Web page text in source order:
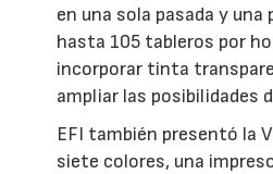
en una sola pasada y una
hasta 105 tableros por
incorporar tinta
ampliar las posibilidades
EFI también presentó la
siete colores, una